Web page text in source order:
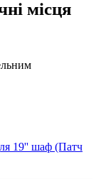
місця
19'' шаф (Патч